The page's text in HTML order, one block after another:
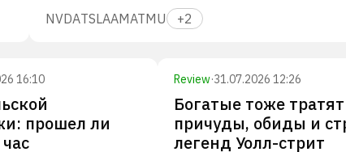
NVDATSLAAMATMU +2
16:10
прошел ли
Review·31.07.2026 12:26
Богатые тоже
причуды, обиды и
легенд Уолл-стрит